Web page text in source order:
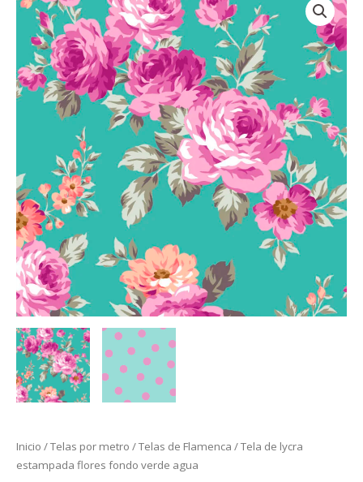
Inicio /Telas por metro /Telas de Flamenca / Tela de lycra
estampada flores fondo verde agua